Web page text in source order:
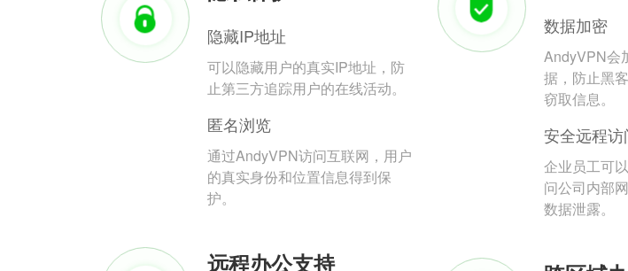
隐藏IP地址
可以隐藏用户的真实IP地址，防
止第三方追踪用户的在线活动。
匿名浏览
通过AndyVPN访问互联网，用户
的真实身份和位置信息得到保
护。
数据加密
AndyVPN会
据，防止黑
窃取信息。
安全远程访
企业员工可
问公司内部
数据泄露。
远程办公支持